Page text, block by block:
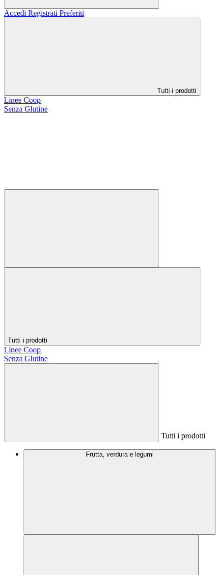
Accedi Registrati Preferiti
Tutti i prodotti
Linee Coop
Senza Glutine
Tutti i prodotti
Linee Coop
Senza Glutine
Tutti i prodotti
Frutta, verdura e legumi